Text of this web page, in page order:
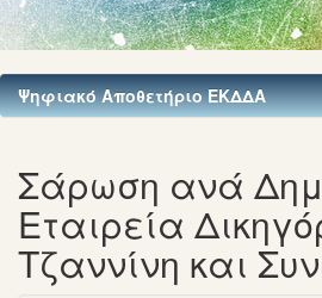
Ψηφιακό Αποθετήριο ΕΚΔΔΑ
Σάρωση ανά
Εταιρεία
Τζαννίνη και